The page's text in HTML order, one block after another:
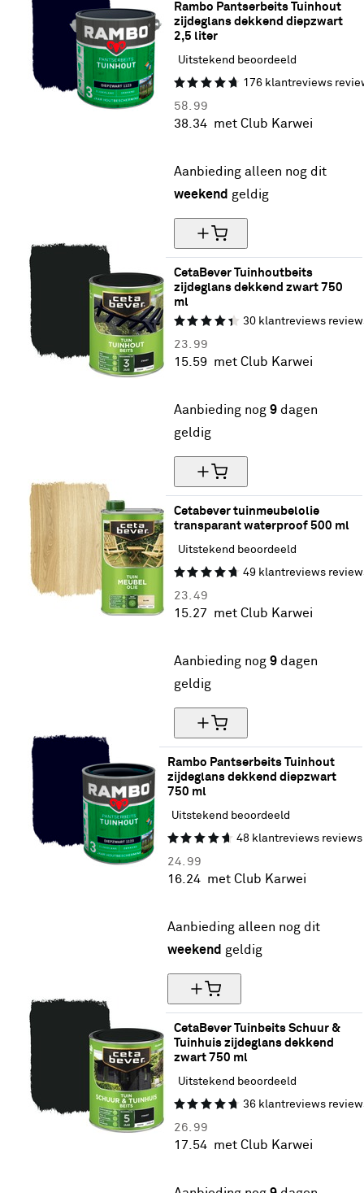
Rambo Pantserbeits Tuinhout
zijdeglans dekkend diepzwart
2,5 liter
Uitstekend beoordeeld
176 klantreviews
58. 99
38. 34 met Club Karwei
Aanbieding alleen nog dit
weekend geldig
CetaBever Tuinhoutbeits
zijdeglans dekkend zwart 750
ml
30 klantreviews
23. 99
15. 59 met Club Karwei
Aanbieding nog 9 dagen
geldig
Cetabever tuinmeubelolie
transparant waterproof 500 ml
Uitstekend beoordeeld
49 klantreviews
23. 49
15. 27
met Club Karwei
Aanbieding nog 9 dagen
geldig
Rambo Pantserbeits Tuinhout
zijdeglans dekkend diepzwart
750 ml
Uitstekend beoordeeld
48 klantreviews reviews
24. 99
16. 24 met Club Karwei
Aanbieding alleen nog dit
weekend geldig
CetaBever Tuinbeits Schuur &
Tuinhuis zijdeglans dekkend
zwart 750 ml
Uitstekend beoordeeld
36 klantreviews
26. 99
17. 54 met Club Karwei